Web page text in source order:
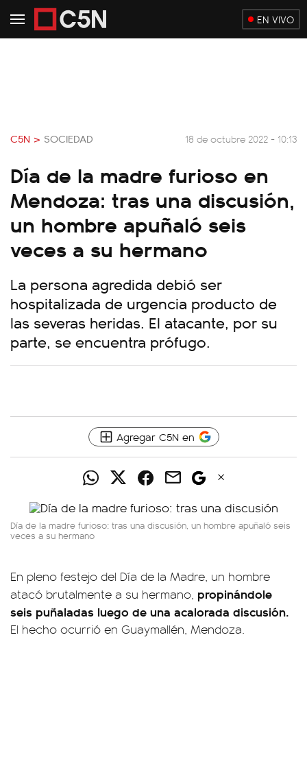
EN VIVO
C5N > SOCIEDAD 18 de octubre 2022 - 10:13
Día de la madre furioso en
Mendoza: tras una discusión,
un hombre apuñaló seis
veces a su hermano
La persona agredida debió ser
hospitalizada de urgencia producto de
las severas heridas. El atacante, por su
parte, se encuentra prófugo.
Agregar C5N en
Día de la madre furioso: tras una discusión, un hombre apuñaló seis
veces a su hermano
En pleno festejo del Día de la Madre, un hombre
atacó brutalmente a su hermano, propinándole
seis puñaladas luego de una acalorada discusión.
El hecho ocurrió en Guaymallén, Mendoza.